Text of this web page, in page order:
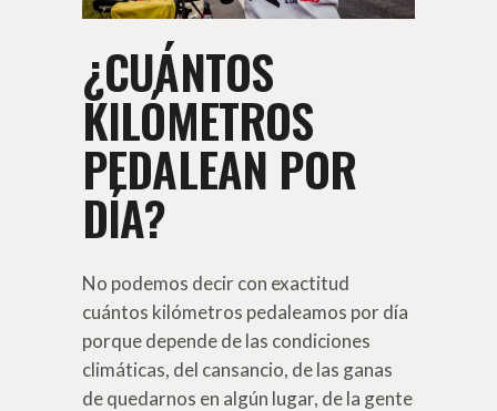
¿CUÁNTOS
KILÓMETROS
PEDALEAN POR
DÍA?
No podemos decir con exactitud
cuántos kilómetros pedaleamos por día
porque depende de las condiciones
climáticas, del cansancio, de las ganas
de quedarnos en algún lugar, de la gente